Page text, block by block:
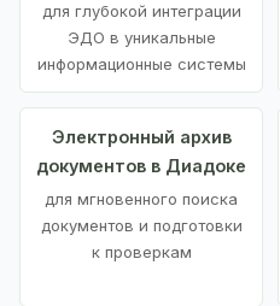
для глубокой интеграции
ЭДО в уникальные
информационные системы
Электронный архив
документов в Диадоке
для мгновенного поиска
документов и подготовки
к проверкам